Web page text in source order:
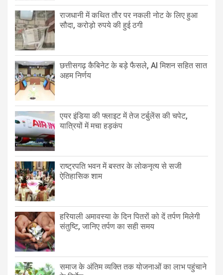
राजधानी में कथित तौर पर नकली नोट के लिए हुआ
सौदा, करोड़ो रुपये की हुई ठगी
छत्तीसगढ़ कैबिनेट के बड़े फैसले, AI मिशन सहित सात
अहम निर्णय
एयर इंडिया की फ्लाइट में तेज टर्बुलेंस की चपेट,
यात्रियों में मचा हड़कंप
राष्ट्रपति भवन में बस्तर के लोकनृत्य से सजी
ऐतिहासिक शाम
हरियाली अमावस्या के दिन पितरों को दें तर्पण मिलेगी
संतुष्टि, जानिए तर्पण का सही समय
समाज के अंतिम व्यक्ति तक योजनाओं का लाभ पहुंचाने